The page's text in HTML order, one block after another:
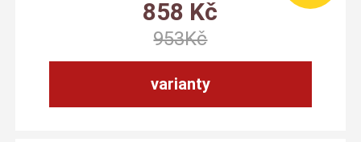
varianty
858 Kč
953Kč